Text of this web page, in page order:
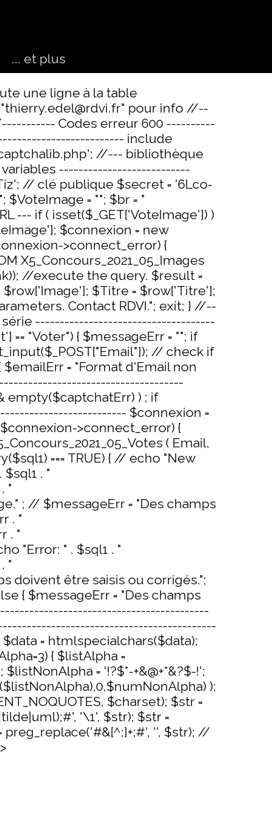
▼
... et plus
une ligne à la table
pour info //--
Codes erreur 600 ----------
include
//--- bibliothèque
---------------------------
// clé publique $secret = '6Lco-
$VoteImage = ""; $br = "
--- if ( isset($_GET['VoteImage']) )
$connexion = new
>connect_error) {
X5_Concours_2021_05_Images
//execute the query. $result =
$Titre = $row['Titre'];
Contact RDVI."; exit; } //--
-------------------------------------
"Voter") { $messageErr = ""; if
// check if
$emailErr = "Format d'Email non
empty($captchatErr) ) ; if
$connexion =
>connect_error) {
( Email,
=== TRUE) { // echo "New
. "
"
; // $messageErr = "Des champs
. "
. "
"Error: " . $sql1 . "
"
doivent être saisis ou corrigés.";
{ $messageErr = "Des champs
= htmlspecialchars($data);
{ $listAlpha =
= '!?$*-+&@+*&?$-!';
);
$charset); $str =
'\1', $str); $str =
'', $str); //